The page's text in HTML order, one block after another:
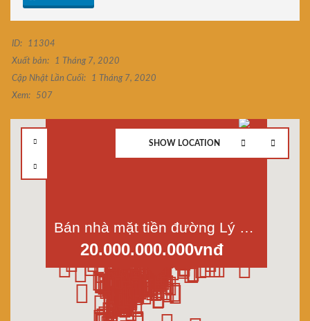
ID:
11304
Xuất bản:
1 Tháng 7, 2020
Cập Nhật Lần Cuối:
1 Tháng 7, 2020
Xem:
507
Bán nhà mặt tiền đường Lý Chính Thắng, Phường 14, Quận 3, Dt 4x20m
20.000.000.000vnđ
SHOW LOCATION